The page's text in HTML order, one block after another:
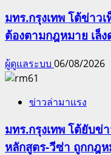
มทร.กรุงเทพ โต้ข่าว
ต้องตามกฎหมาย เล็
ผู้ดูแลระบบ 06/08/2026
ข่าวล่ามาแรง
มทร.กรุงเทพ โต้ยับข่
หลักสูตร-วีซ่า ถูกกฎ